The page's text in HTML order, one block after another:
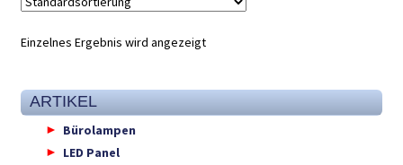
Einzelnes Ergebnis wird angezeigt
ARTIKEL
Bürolampen
LED Panel